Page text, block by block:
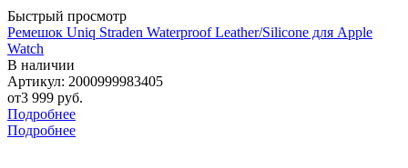
Быстрый просмотр
Ремешок Uniq Straden Waterproof Leather/Silicone для Apple
Watch
В наличии
Артикул: 2000999983405
от3 999 руб.
Подробнее
Подробнее